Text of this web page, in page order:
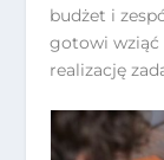
budżet i
gotowi wziąć
realizację